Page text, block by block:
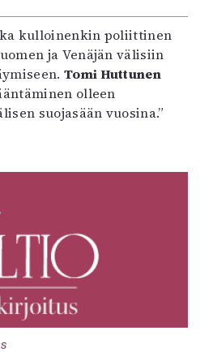
kulloinenkin poliittinen
ja Venäjän välisiin
Tomi Huttunen
olleen
suojasään vuosina.”